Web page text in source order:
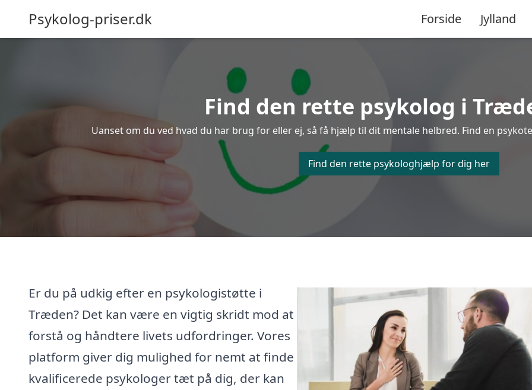
Psykolog-priser.dk Forside Jylland
Find den rette psykolog i
Uanset om du ved hvad du har brug for eller ej, så få hjælp til dit mentale helbred. Find en
Find den rette psykologhjælp for dig her
Er du på udkig efter en psykologistøtte i
Træden? Det kan være en vigtig skridt mod at
forstå og håndtere livets udfordringer. Vores
platform giver dig mulighed for nemt at finde
kvalificerede psykologer tæt på dig, der kan